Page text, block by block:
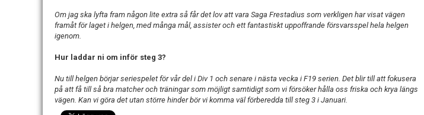
Om jag ska lyfta fram någon lite extra så får det lov att vara Saga Frestadius som verkligen har visat vägen
framåt för laget i helgen, med många mål, assister och ett fantastiskt uppoffrande försvarsspel hela helgen
igenom.
Hur laddar ni om inför steg 3?
Nu till helgen börjar seriespelet för vår del i Div 1 och senare i nästa vecka i F19 serien. Det blir till att fokusera
på att få till så bra matcher och träningar som möjligt samtidigt som vi försöker hålla oss friska och krya längs
vägen. Kan vi göra det utan större hinder bör vi komma väl förberedda till steg 3 i Januari.